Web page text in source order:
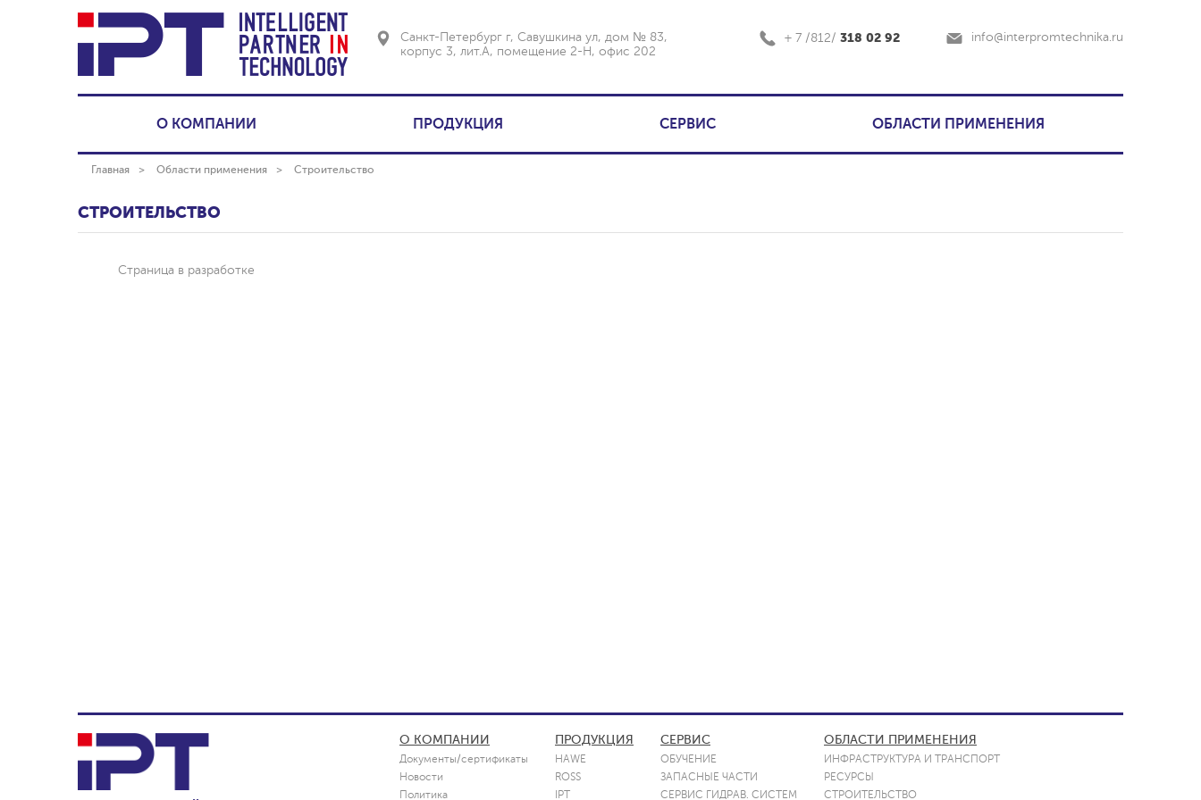
Санкт-Петербург г, Савушкина ул, дом № 83,
корпус 3, лит.А, помещение 2-Н, офис 202
+ 7 /812/ 318 02 92 info@interpromtechnika.ru
О КОМПАНИИ ПРОДУКЦИЯ СЕРВИС ОБЛАСТИ ПРИМЕНЕНИЯ
Главная Области применения Строительство
СТРОИТЕЛЬСТВО
Страница в разработке
О КОМПАНИИ
Документы/сертификаты
Новости
Политика
ПРОДУКЦИЯ
HAWE
ROSS
IPT
СЕРВИС
ОБУЧЕНИЕ
ЗАПАСНЫЕ ЧАСТИ
СЕРВИС ГИДРАВ. СИСТЕМ
ОБЛАСТИ ПРИМЕНЕНИЯ
ИНФРАСТРУКТУРА И ТРАНСПОРТ
РЕСУРСЫ
СТРОИТЕЛЬСТВО